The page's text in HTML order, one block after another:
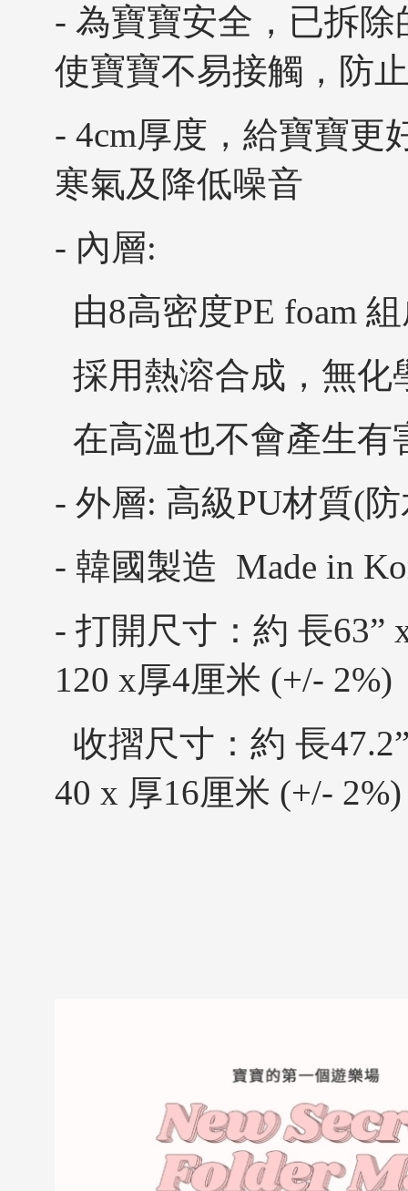
- 為寶寶安全，已拆
使寶寶不易接觸，防
- 4cm厚度，給寶寶更
寒氣及降低噪音
- 內層:
由8高密度PE foam
採用熱溶合成，無化
在高溫也不會產生有
- 外層: 高級PU材質(
- 韓國製造 Made in
- 打開尺寸：約 長63”
120 x厚4厘米 (+/- 2%)
收摺尺寸：約 長
40 x 厚16厘米 (+/- 2%)